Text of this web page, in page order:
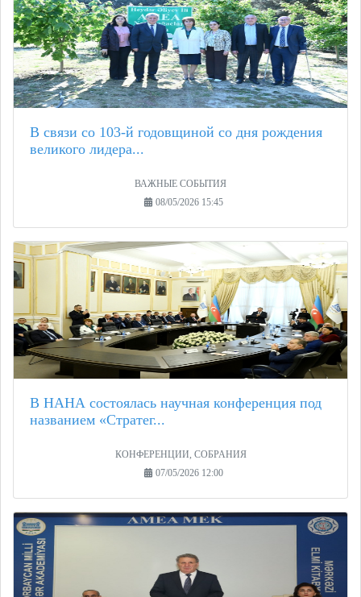
В связи со 103-й годовщиной со дня рождения
великого лидера...
ВАЖНЫЕ СОБЫТИЯ
08/05/2026 15:45
В НАНА состоялась научная конференция под
названием «Стратег...
КОНФЕРЕНЦИИ, СОБРАНИЯ
07/05/2026 12:00